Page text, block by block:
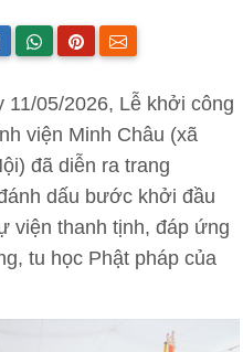
11/05/2026, Lễ khởi công
viện Minh Châu (xã
đã diễn ra trang
dấu bước khởi đầu
viện thanh tịnh, đáp ứng
tu học Phật pháp của